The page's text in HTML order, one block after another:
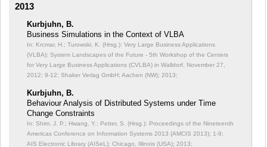
2013
Kurbjuhn, B.
Business Simulations in the Context of VLBA
In: Krcmar, H.; Turowski, K. (Hrsg.): Very Large Business Applications
(VLBA): System Landscapes of the Future - 5th Workshop of the Centers
for Very Large Business Applications (CVLBA) in Walldorf, November 27,
2012; 9-12; Shaker Verlag GmbH; Aachen (NW); 2013;
Kurbjuhn, B.
Behaviour Analysis of Distributed Systems under Time
Change Constraints
In: Shim, J. P.; Hwang, Y.; Petter, S. (Hrsg.): Proceedings of the Nineteenth
Americas Conference on Information Systems 2013 (AMCIS 2013); 1-9;
AIS Electronic Library (AISeL); Chicago, Illinois (USA); 2013;